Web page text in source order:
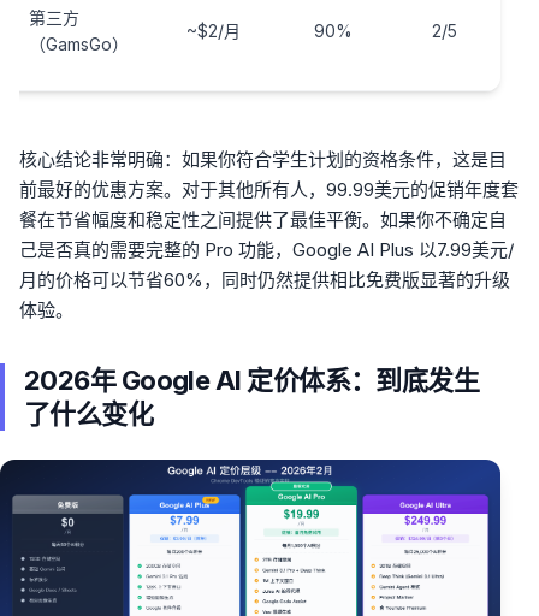
第三方
（GamsGo）
~$2/月 90% 2/5
核心结论非常明确：如果你符合学生计划的资格条件，这是目
前最好的优惠方案。对于其他所有人，99.99美元的促销年度套
餐在节省幅度和稳定性之间提供了最佳平衡。如果你不确定自
己是否真的需要完整的 Pro 功能，Google AI Plus 以7.99美元/
月的价格可以节省60%，同时仍然提供相比免费版显著的升级
体验。
2026年 Google AI 定价体系：到底发生
了什么变化